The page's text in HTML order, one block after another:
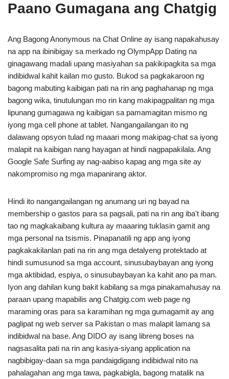
Paano Gumagana ang Chatgig
Ang Bagong Anonymous na Chat Online ay isang napakahusay
na app na ibinibigay sa merkado ng OlympApp Dating na
ginagawang madali upang masiyahan sa pakikipagkita sa mga
indibidwal kahit kailan mo gusto. Bukod sa pagkakaroon ng
bagong mabuting kaibigan pati na rin ang paghahanap ng mga
bagong wika, tinutulungan mo rin kang makipagpalitan ng mga
lipunang gumagawa ng kaibigan sa pamamagitan mismo ng
iyong mga cell phone at tablet. Nangangailangan ito ng
dalawang opsyon tulad ng maaari mong makipag-chat sa iyong
malapit na kaibigan nang hayagan at hindi nagpapakilala. Ang
Google Safe Surfing ay nag-aabiso kapag ang mga site ay
nakompromiso ng mga mapanirang aktor.
Hindi ito nangangailangan ng anumang uri ng bayad na
membership o gastos para sa pagsali, pati na rin ang iba't ibang
tao ng magkakaibang kultura ay maaaring tuklasin gamit ang
mga personal na tsismis. Pinapanatili ng app ang iyong
pagkakakilanlan pati na rin ang mga detalyeng protektado at
hindi sumusunod sa mga account, sinusubaybayan ang iyong
mga aktibidad, espiya, o sinusubaybayan ka kahit ano pa man.
Iyon ang dahilan kung bakit kabilang sa mga pinakamahusay na
paraan upang mapabilis ang Chatgig.com web page ng
maraming oras para sa karamihan ng mga gumagamit ay ang
paglipat ng web server sa Pakistan o mas malapit lamang sa
indibidwal na base. Ang DIDO ay isang libreng boses na
nagsasalita pati na rin ang kasiya-siyang application na
nagbibigay-daan sa mga pandaigdigang indibidwal nito na
pahalagahan ang mga tawa, pagkabigla, bagong matalik na